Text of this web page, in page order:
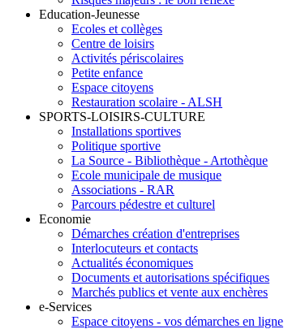
Education-Jeunesse
Ecoles et collèges
Centre de loisirs
Activités périscolaires
Petite enfance
Espace citoyens
Restauration scolaire - ALSH
SPORTS-LOISIRS-CULTURE
Installations sportives
Politique sportive
La Source - Bibliothèque - Artothèque
Ecole municipale de musique
Associations - RAR
Parcours pédestre et culturel
Economie
Démarches création d'entreprises
Interlocuteurs et contacts
Actualités économiques
Documents et autorisations spécifiques
Marchés publics et vente aux enchères
e-Services
Espace citoyens - vos démarches en ligne